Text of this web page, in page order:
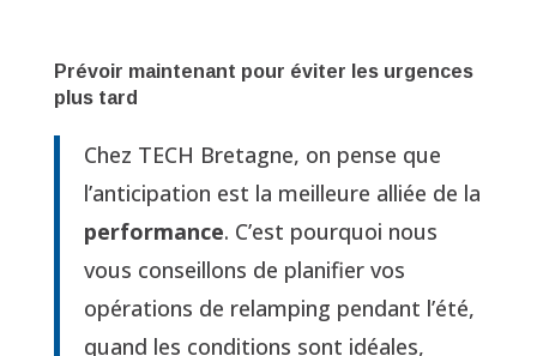
Prévoir maintenant pour éviter les urgences
plus tard
Chez TECH Bretagne, on pense que
l’anticipation est la meilleure alliée de la
performance. C’est pourquoi nous
vous conseillons de planifier vos
opérations de relamping pendant l’été,
quand les conditions sont idéales,